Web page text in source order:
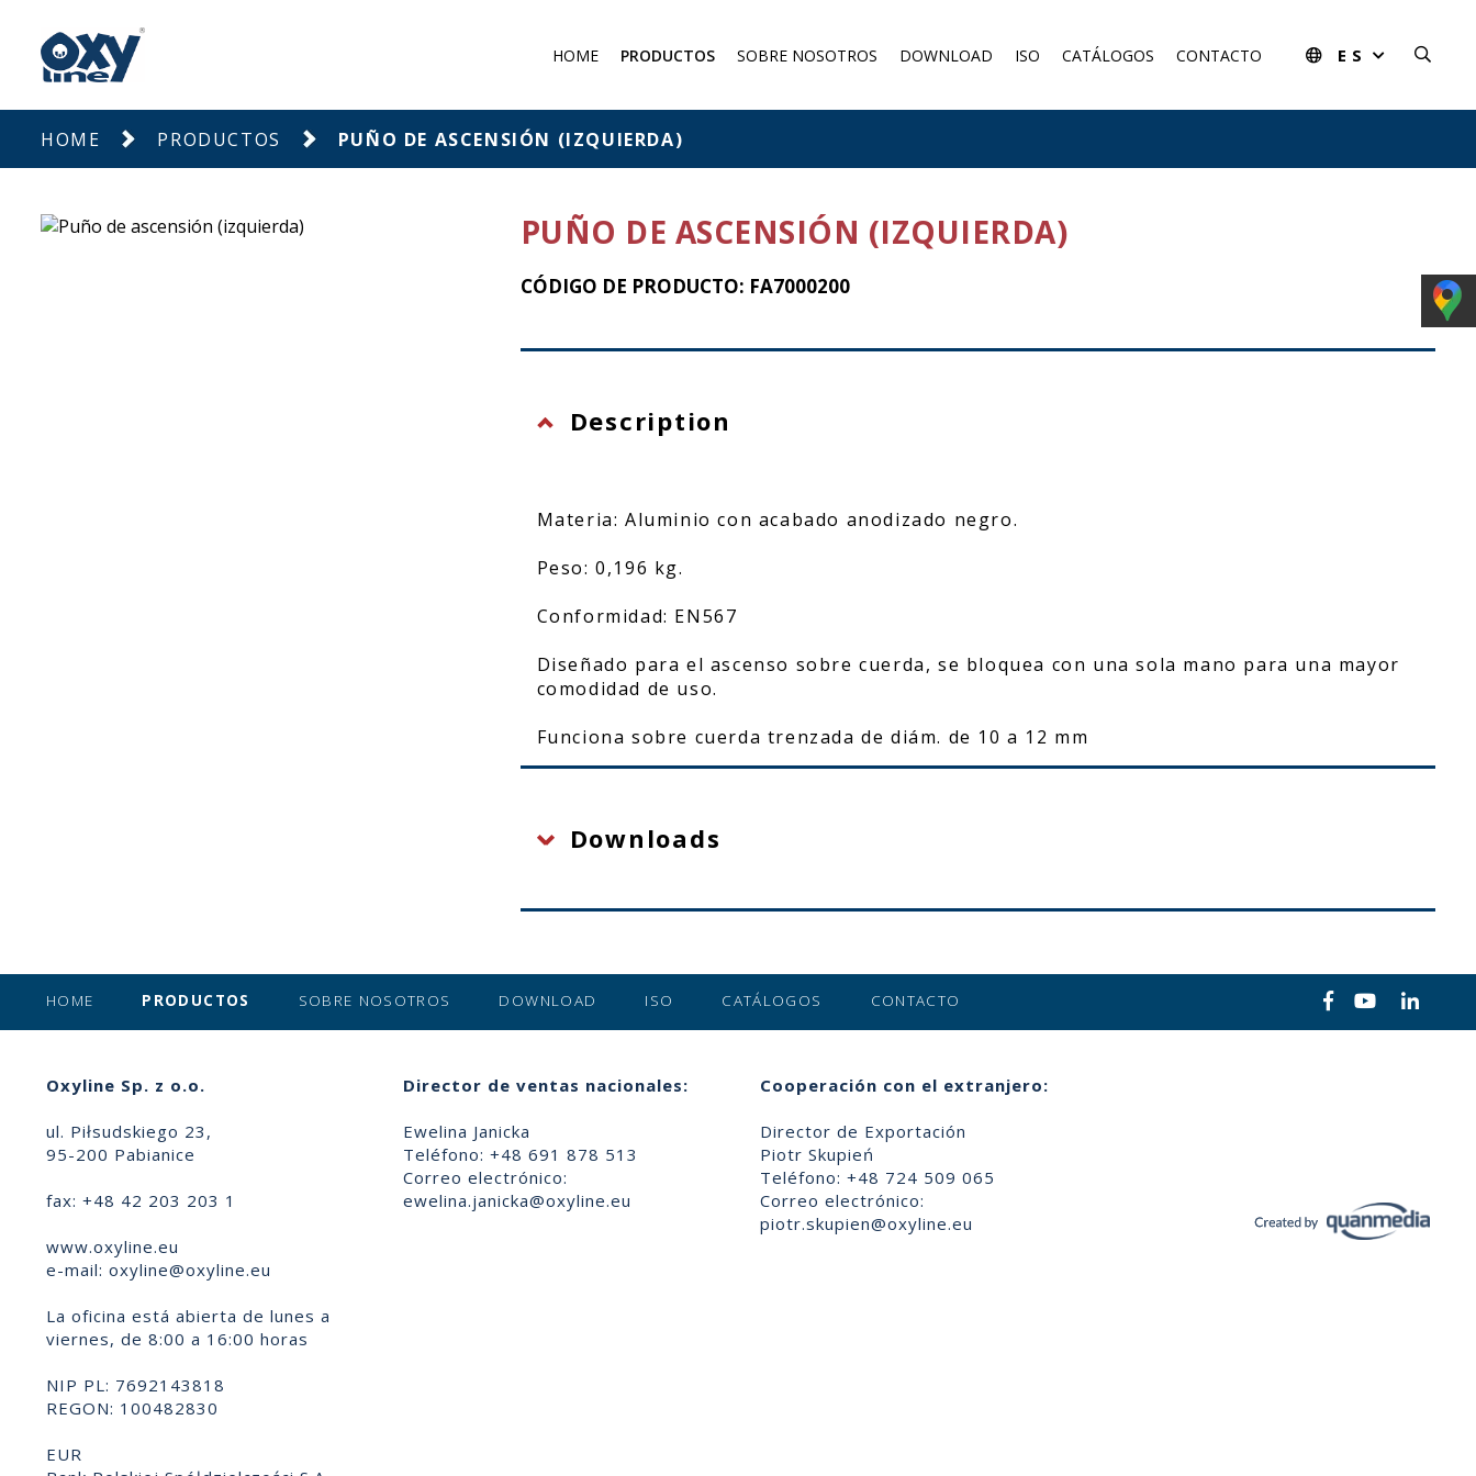
ES
HOME PRODUCTOS
Máscara de gas
Protection against falling from
SOBRE NOSOTROS DOWNLOAD ISO CATÁLOGOS CONTACTO
HOME PRODUCTOS PUÑO DE ASCENSIÓN (IZQUIERDA)
PUÑO DE ASCENSIÓN (IZQUIERDA)
CÓDIGO DE PRODUCTO: FA7000200
Description
Materia: Aluminio con acabado anodizado negro.
Peso: 0,196 kg.
Conformidad: EN567
Diseñado para el ascenso sobre cuerda, se bloquea con una sola mano para una mayor
comodidad de uso.
Funciona sobre cuerda trenzada de diám. de 10 a 12 mm
Downloads
HOME PRODUCTOS SOBRE NOSOTROS DOWNLOAD ISO CATÁLOGOS CONTACTO
Oxyline Sp. z o.o.
ul. Piłsudskiego 23,
95-200 Pabianice
fax: +48 42 203 203 1
www.oxyline.eu
e-mail: oxyline@oxyline.eu
La oficina está abierta de lunes a
viernes, de 8:00 a 16:00 horas
NIP PL: 7692143818
REGON: 100482830
EUR
Director de ventas nacionales:
Ewelina Janicka
Teléfono: +48 691 878 513
Correo electrónico:
ewelina.janicka@oxyline.eu
Cooperación con el extranjero:
Director de Exportación
Piotr Skupień
Teléfono: +48 724 509 065
Correo electrónico:
piotr.skupien@oxyline.eu